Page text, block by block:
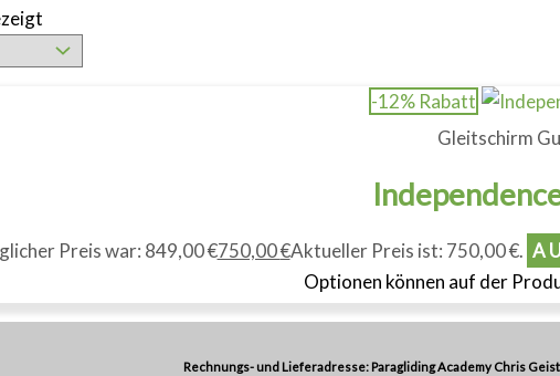
-12% Rabatt
Gleitschirm
Preis war: 849,00 €750,00€Aktueller Preis ist: 750,00 €.
Optionen können auf der
Rechnungs- und Lieferadresse: Paragliding Academy Chris